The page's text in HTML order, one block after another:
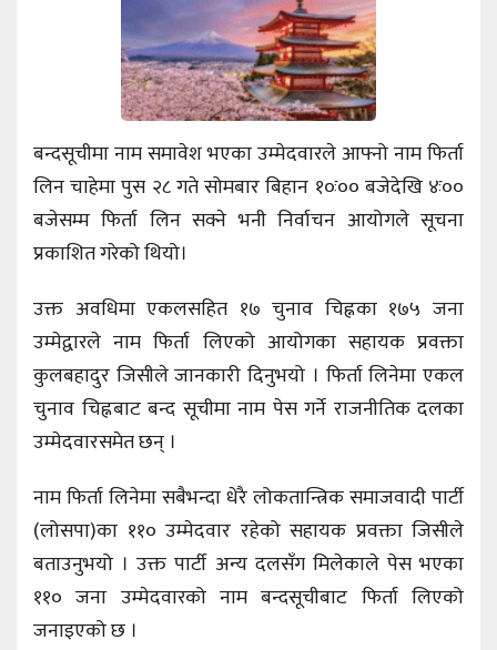
बन्दसूचीमा नाम समावेश भएका उम्मेदवारले आफ्नो नाम फिर्ता
लिन चाहेमा पुस २८ गते सोमबार बिहान १०ः०० बजेदेखि ४ः००
बजेसम्म फिर्ता लिन सक्ने भनी निर्वाचन आयोगले सूचना
प्रकाशित गरेको थियो।
उक्त अवधिमा एकलसहित १७ चुनाव चिह्नका १७५ जना
उम्मेद्वारले नाम फिर्ता लिएको आयोगका सहायक प्रवक्ता
कुलबहादुर जिसीले जानकारी दिनुभयो । फिर्ता लिनेमा एकल
चुनाव चिह्नबाट बन्द सूचीमा नाम पेस गर्ने राजनीतिक दलका
उम्मेदवारसमेत छन् ।
नाम फिर्ता लिनेमा सबैभन्दा धेरै लोकतान्त्रिक समाजवादी पार्टी
(लोसपा)का ११० उम्मेदवार रहेको सहायक प्रवक्ता जिसीले
बताउनुभयो । उक्त पार्टी अन्य दलसँग मिलेकाले पेस भएका
११० जना उम्मेदवारको नाम बन्दसूचीबाट फिर्ता लिएको
जनाइएको छ ।